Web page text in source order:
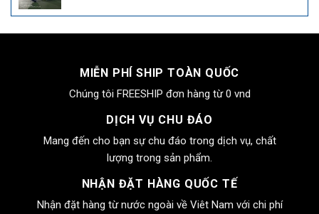
là:
4.000.000₫.
tại
là:
MIỄN PHÍ SHIP TOÀN QUỐC
Chúng tôi FREESHIP đơn hàng từ 0 vnd
DỊCH VỤ CHU ĐÁO
Mang đến cho bạn sự chu đáo trong dịch vụ, chất
lượng trong sản phẩm.
NHẬN ĐẶT HÀNG QUỐC TẾ
Nhận đặt hàng từ nước ngoài về Viêt Nam với chi phí